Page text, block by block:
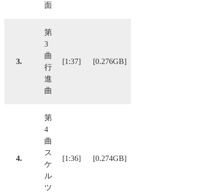
面
3.
第
3
曲
行
進
曲
[1:37] [0.276GB]
4.
第
4
曲
ス
ケ
ル
ツ
[1:36] [0.274GB]